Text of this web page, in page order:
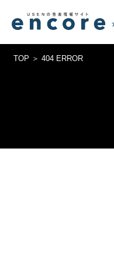
TOP 404 ERROR